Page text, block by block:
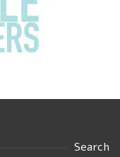
Search